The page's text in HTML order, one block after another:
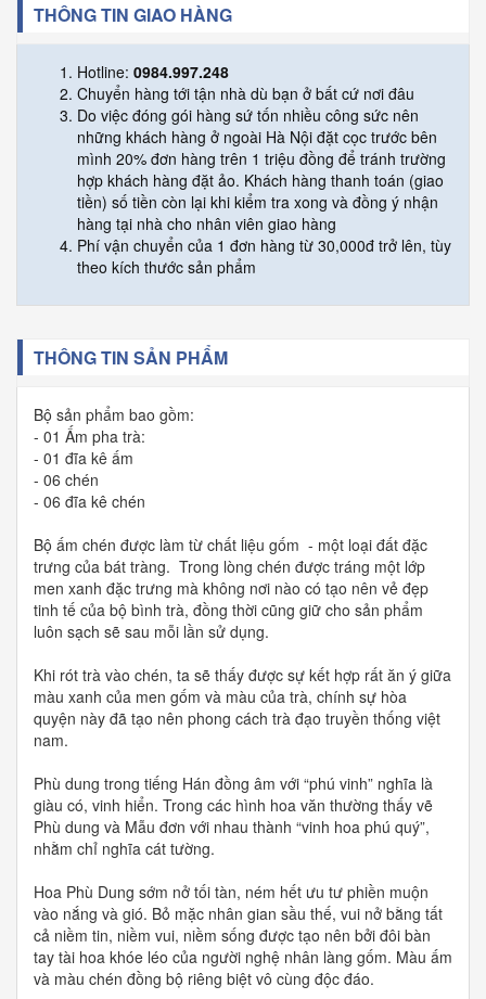
THÔNG TIN GIAO HÀNG
Hotline: 0984.997.248
Chuyển hàng tới tận nhà dù bạn ở bất cứ nơi đâu
Do việc đóng gói hàng sứ tốn nhiều công sức nên
những khách hàng ở ngoài Hà Nội đặt cọc trước bên
mình 20% đơn hàng trên 1 triệu đồng để tránh trường
hợp khách hàng đặt ảo. Khách hàng thanh toán (giao
tiền) số tiền còn lại khi kiểm tra xong và đồng ý nhận
hàng tại nhà cho nhân viên giao hàng
Phí vận chuyển của 1 đơn hàng từ 30,000đ trở lên, tùy
theo kích thước sản phẩm
THÔNG TIN SẢN PHẨM
Bộ sản phẩm bao gồm:
- 01 Ấm pha trà:
- 01 đĩa kê ấm
- 06 chén
- 06 đĩa kê chén
Bộ ấm chén được làm từ chất liệu gốm - một loại đất đặc
trưng của bát tràng. Trong lòng chén được tráng một lớp
men xanh đặc trưng mà không nơi nào có tạo nên vẻ đẹp
tinh tế của bộ bình trà, đồng thời cũng giữ cho sản phẩm
luôn sạch sẽ sau mỗi lần sử dụng.
Khi rót trà vào chén, ta sẽ thấy được sự kết hợp rất ăn ý giữa
màu xanh của men gốm và màu của trà, chính sự hòa
quyện này đã tạo nên phong cách trà đạo truyền thống việt
nam.
Phù dung trong tiếng Hán đồng âm với “phú vinh” nghĩa là
giàu có, vinh hiển. Trong các hình hoa văn thường thấy vẽ
Phù dung và Mẫu đơn với nhau thành “vinh hoa phú quý”,
nhằm chỉ nghĩa cát tường.
Hoa Phù Dung sớm nở tối tàn, ném hết ưu tư phiền muộn
vào nắng và gió. Bỏ mặc nhân gian sầu thế, vui nở bằng tất
cả niềm tin, niềm vui, niềm sống được tạo nên bởi đôi bàn
tay tài hoa khóe léo của người nghệ nhân làng gốm. Màu ấm
và màu chén đồng bộ riêng biệt vô cùng độc đáo.